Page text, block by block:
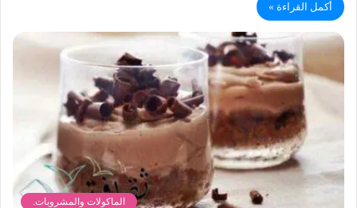
أكمل القراءة »
الماكولات والمشروبات.